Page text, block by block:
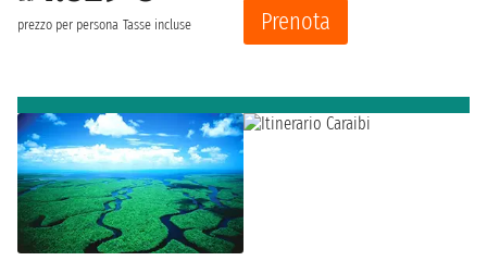
prezzo per persona Tasse incluse
Prenota